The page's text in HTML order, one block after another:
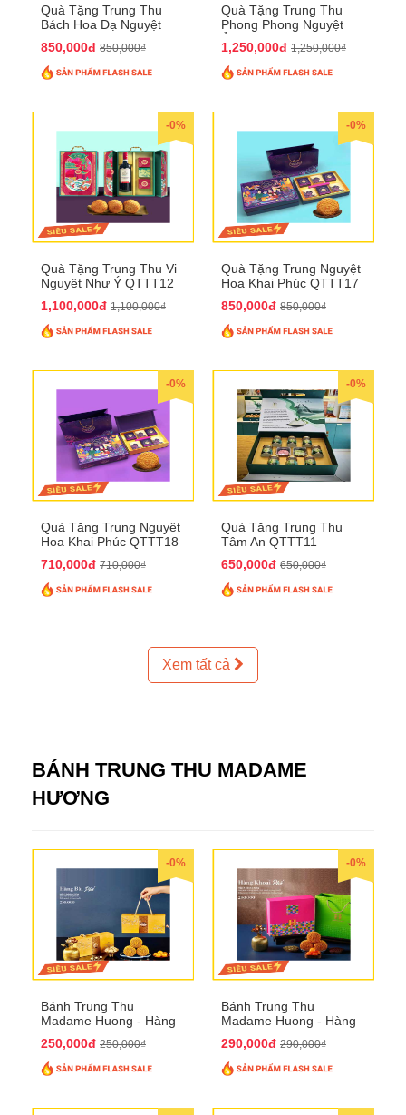
Quà Tặng Trung Thu
Bách Hoa Dạ Nguyệt
850,000đ 850,000₫
Quà Tặng Trung Thu
Phong Phong Nguyệt
1,250,000đ 1,250,000₫
-0%
Quà Tặng Trung Thu Vi
Nguyệt Như Ý QTTT12
1,100,000đ 1,100,000₫
-0%
Quà Tặng Trung Nguyệt
Hoa Khai Phúc QTTT17
850,000đ 850,000₫
-0%
Quà Tặng Trung Nguyệt
Hoa Khai Phúc QTTT18
710,000đ 710,000₫
-0%
Quà Tặng Trung Thu
Tâm An QTTT11
650,000đ 650,000₫
Xem tất cả
BÁNH TRUNG THU MADAME
HƯƠNG
-0%
Bánh Trung Thu
Madame Huong - Hàng
250,000đ 250,000₫
-0%
Bánh Trung Thu
Madame Huong - Hàng
290,000đ 290,000₫